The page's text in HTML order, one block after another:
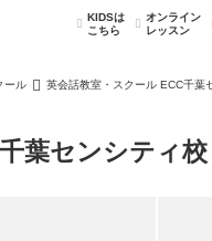
KIDSは
こちら
オンライン
レッスン
ール
英会話教室・スクール ECC千葉
葉センシティ校